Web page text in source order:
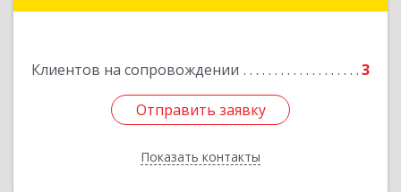
Клиентов на сопровождении 3
Отправить заявку
Показать контакты
Отправить заявку
Назад